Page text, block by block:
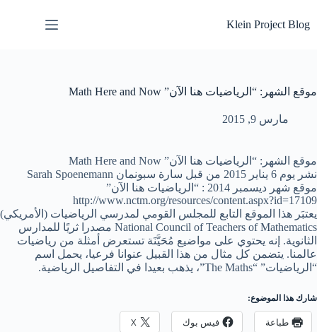
إلى
المحتوى
Klein Project Blog
موقع الشهر: “الرياضيات هنا الآن” Math Here and Now
مارس 9, 2015
موقع الشهر: “الرياضيات هنا الآن” Math Here and Now
نشر يوم 6 يناير 2015 من قبل سارة سبونمان Sarah Spoenemann
موقع شهر ديسمبر 2014 : “الرياضيات هنا الآن”
http://www.nctm.org/resources/content.aspx?id=17109
يعتبَر هذا الموقع التابع للمجلس القومي لمدرسي الرياضيات (الأمريكي)
National Council of Teachers of Mathematics مصدرا ثريًا للمدارس
الثانوية. إنه يحتوي على مواضيع مُحَيَّنَة تستعرض أمثلة من رياضيات
عالمنا. يتضمن كل مثال من هذا القبيل عنوانا فرعيا، يحمل اسم
“الرياضيات” “The Maths”، يذهب بعيدا في التفاصيل الرياضية.
شارك هذا الموضوع:
طباعة فيس بوك X